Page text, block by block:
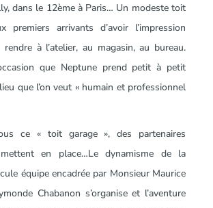
dans le 12ème à Paris… Un modeste toit
premiers arrivants d’avoir l’impression
rendre à l’atelier, au magasin, au bureau.
que Neptune prend petit à petit
que l’on veut « humain et professionnel
ce « toit garage », des partenaires
en place…Le dynamisme de la
équipe encadrée par Monsieur Maurice
Chabanon s’organise et l’aventure